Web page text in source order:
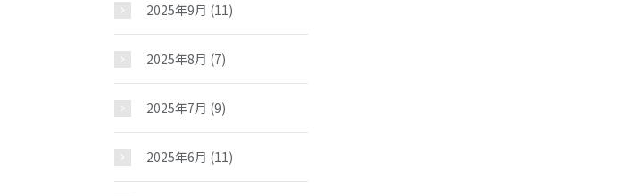
お問い合わせ
2025年9月 (11)
2025年8月 (7)
2025年7月 (9)
2025年6月 (11)